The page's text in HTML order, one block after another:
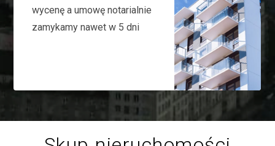
wycenę a umowę notarialnie
zamykamy nawet w 5 dni